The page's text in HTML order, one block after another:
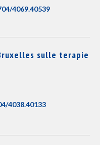
4069.40539
sulle terapie
4038.40133